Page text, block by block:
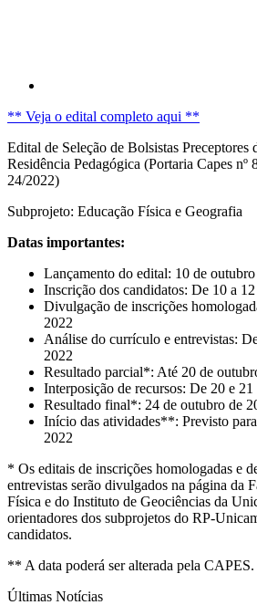
** Veja o edital completo aqui **
Edital de Seleção de Bolsistas Preceptores
Residência Pedagógica (Portaria Capes nº
24/2022)
Subprojeto: Educação Física e Geografia
Datas importantes:
Lançamento do edital: 10 de
Inscrição dos candidatos: De 10 a
Divulgação de inscrições
2022
Análise do currículo e entrevistas:
2022
Resultado parcial*: Até 20 de
Interposição de recursos: De 20 e
Resultado final*: 24 de outubro de
Início das atividades**: Previsto
2022
* Os editais de inscrições homologadas e
entrevistas serão divulgados na página da
Física e do Instituto de Geociências da
orientadores dos subprojetos do RP-
candidatos.
** A data poderá ser alterada pela CAPES.
Últimas Notícias